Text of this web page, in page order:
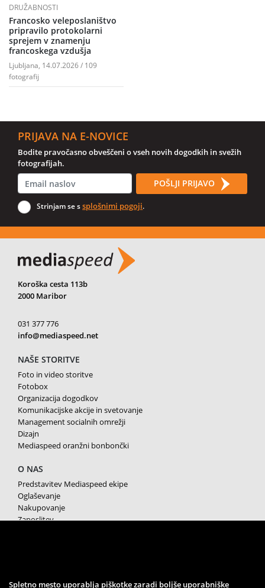
DRUŽABNOSTI
Francosko veleposlaništvo
pripravilo protokolarni
sprejem v znamenju
francoskega vzdušja
Ljubljana, 14.07.2026 / 109
fotografij
PRIJAVA NA E-NOVICE
Bodite pravočasno obveščeni o vseh novih dogodkih in svežih
fotografijah.
POŠLJI PRIJAVO
Strinjam se ssplošnimi pogoji.
Koroška cesta 113b
2000 Maribor
031 377 776
info@mediaspeed.net
NAŠE STORITVE
Foto in video storitve
Fotobox
Organizacija dogodkov
Komunikacijske akcije in svetovanje
Management socialnih omrežji
Dizajn
Mediaspeed oranžni bonbončki
O NAS
Predstavitev Mediaspeed ekipe
Oglaševanje
Nakupovanje
Zaposlitev
SPREMLJAJTE NAS
Spletno mesto uporablja piškotke zaradi boljše uporabniške